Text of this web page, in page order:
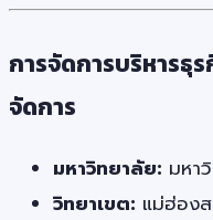
การจัดการบริหารธุ
จัดการ
มหาวิทยาลัย: มหา
วิทยาเขต: แม่ฮ่อง